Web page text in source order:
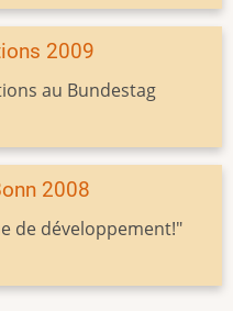
2009
au Bundestag
2008
de développement!"